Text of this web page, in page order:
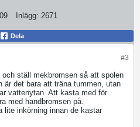
Inlägg: 2671
Dela
#3
ställ mekbromsen så att spolen
är det bara att träna tummen, utan
vattenytan. Att kasta med för
med handbromsen på.
lite inkörning innan de kastar